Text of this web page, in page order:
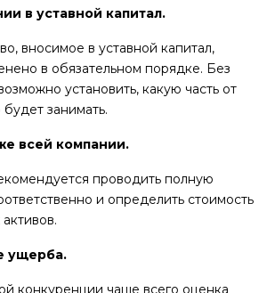
в уставной капитал.
вносимое в уставной капитал,
в обязательном порядке. Без
установить, какую часть от
занимать.
всей компании.
проводить полную
и определить стоимость
ущерба.
конкуренции чаще всего оценка